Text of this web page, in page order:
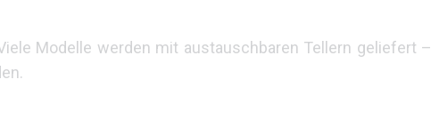
Modelle werden mit austauschbaren Tellern geliefert –